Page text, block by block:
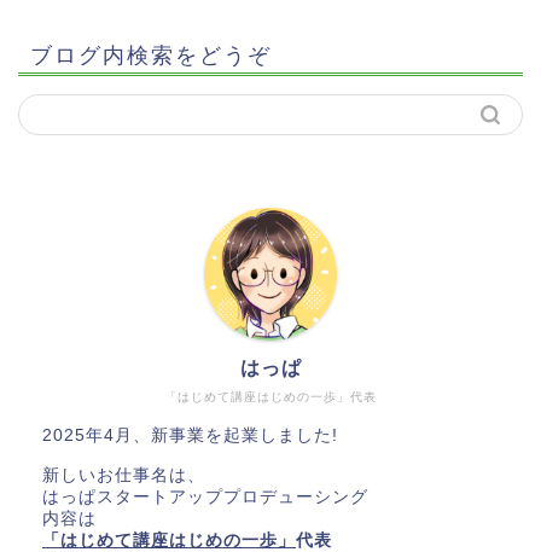
ブログ内検索をどうぞ
「はじめて講座はじめの一歩」代表
はっぱ
2025年4月、新事業を起業しました!
新しいお仕事名は、
はっぱスタートアッププロデューシング
内容は
「はじめて講座はじめの一歩」 代表